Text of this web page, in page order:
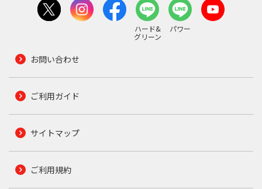
ハード&
グリーン
パワー
お問い合わせ
ご利用ガイド
サイトマップ
ご利用規約